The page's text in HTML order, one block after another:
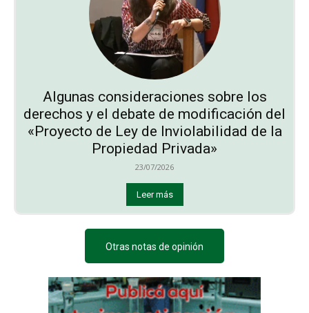
Algunas consideraciones sobre los
derechos y el debate de modificación del
«Proyecto de Ley de Inviolabilidad de la
Propiedad Privada»
23/07/2026
Leer más
Otras notas de opinión